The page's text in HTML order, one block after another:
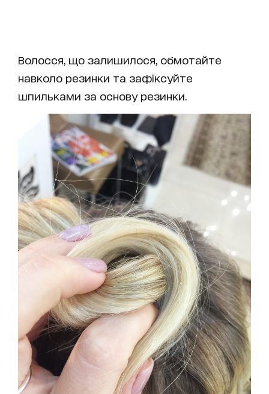
Волосся, що залишилося, обмотайте
навколо резинки та зафіксуйте
шпильками за основу резинки.